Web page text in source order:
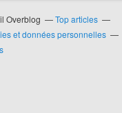
Overblog
Top articles
et données personnelles